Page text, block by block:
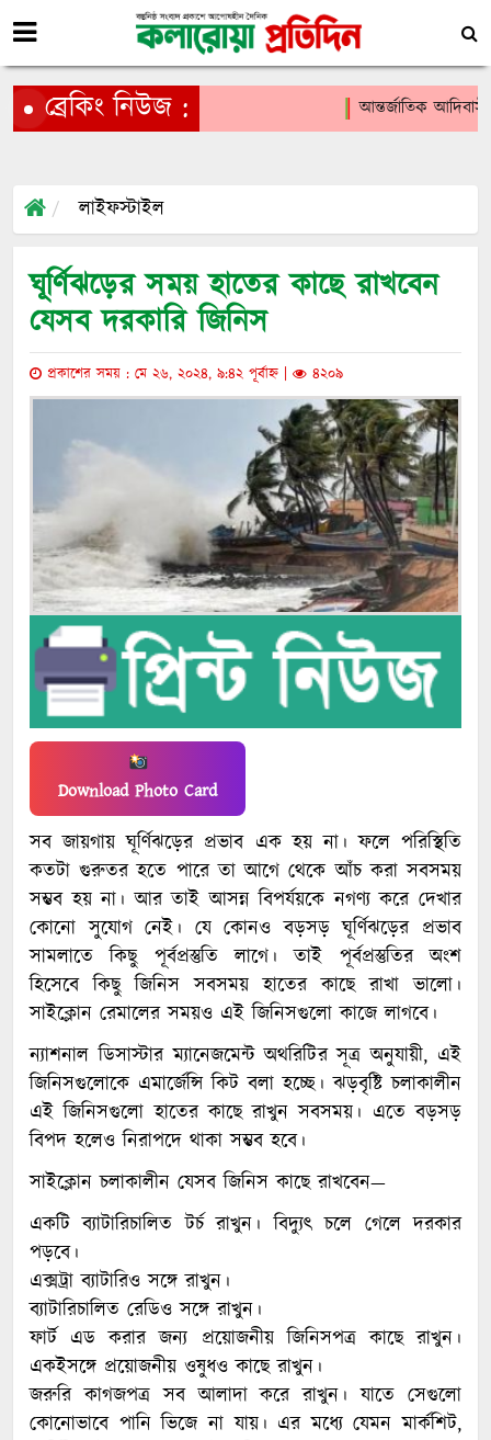
ব্রেকিং নিউজ : আন্তর্জাতিক
লাইফস্টাইল
ঘূর্ণিঝড়ের সময় হাতের কাছে রাখবেন
যেসব দরকারি জিনিস
প্রকাশের সময় : মে ২৬, ২০২৪, ৯:৪২ পূর্বাহ্ন | ৪২০৯
Download Photo Card
সব জায়গায় ঘূর্ণিঝড়ের প্রভাব এক হয় না। ফলে পরিস্থিতি
কতটা গুরুতর হতে পারে তা আগে থেকে আঁচ করা সবসময়
সম্ভব হয় না। আর তাই আসন্ন বিপর্যয়কে নগণ্য করে দেখার
কোনো সুযোগ নেই। যে কোনও বড়সড় ঘূর্ণিঝড়ের প্রভাব
সামলাতে কিছু পূর্বপ্রস্তুতি লাগে। তাই পূর্বপ্রস্তুতির অংশ
হিসেবে কিছু জিনিস সবসময় হাতের কাছে রাখা ভালো।
সাইক্লোন রেমালের সময়ও এই জিনিসগুলো কাজে লাগবে।
ন্যাশনাল ডিসাস্টার ম্যানেজমেন্ট অথরিটির সূত্র অনুযায়ী, এই
জিনিসগুলোকে এমার্জেন্সি কিট বলা হচ্ছে। ঝড়বৃষ্টি চলাকালীন
এই জিনিসগুলো হাতের কাছে রাখুন সবসময়। এতে বড়সড়
বিপদ হলেও নিরাপদে থাকা সম্ভব হবে।
সাইক্লোন চলাকালীন যেসব জিনিস কাছে রাখবেন—
একটি ব্যাটারিচালিত টর্চ রাখুন। বিদ্যুৎ চলে গেলে দরকার
পড়বে।
এক্সট্রা ব্যাটারিও সঙ্গে রাখুন।
ব্যাটারিচালিত রেডিও সঙ্গে রাখুন।
ফার্ট এড করার জন্য প্রয়োজনীয় জিনিসপত্র কাছে রাখুন।
একইসঙ্গে প্রয়োজনীয় ওষুধও কাছে রাখুন।
জরুরি কাগজপত্র সব আলাদা করে রাখুন। যাতে সেগুলো
কোনোভাবে পানি ভিজে না যায়। এর মধ্যে যেমন মার্কশিট,